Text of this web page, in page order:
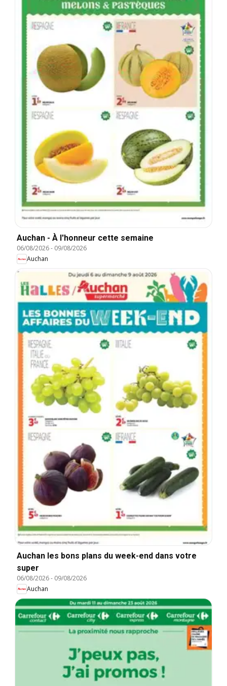
Auchan - À l'honneur cette semaine
06/08/2026- 09/08/2026
Auchan
Auchan les bons plans du week-end dans votre
super
06/08/2026- 09/08/2026
Auchan